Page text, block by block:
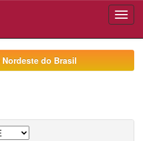
Nordeste do Brasil